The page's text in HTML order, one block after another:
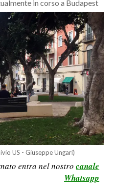
in corso a Budapest
US - Giuseppe Ungari)
entra nel nostro canale
Whatsapp